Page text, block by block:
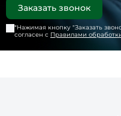
*Нажимая кнопку "Заказать
согласен с Правилами